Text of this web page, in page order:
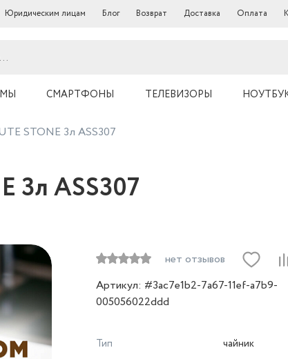
Юридическим лицам Блог Возврат Доставка Оплата
СМАРТФОНЫ ТЕЛЕВИЗОРЫ
STONE 3л ASS307
3л ASS307
нет отзывов
Артикул: #3ac7e1b2-7a67-11ef-a7b9-
005056022ddd
Тип чайник